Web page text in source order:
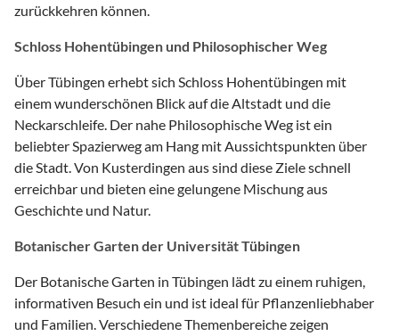
zurückkehren können.
Schloss Hohentübingen und Philosophischer Weg
Über Tübingen erhebt sich Schloss Hohentübingen mit
einem wunderschönen Blick auf die Altstadt und die
Neckarschleife. Der nahe Philosophische Weg ist ein
beliebter Spazierweg am Hang mit Aussichtspunkten über
die Stadt. Von Kusterdingen aus sind diese Ziele schnell
erreichbar und bieten eine gelungene Mischung aus
Geschichte und Natur.
Botanischer Garten der Universität Tübingen
Der Botanische Garten in Tübingen lädt zu einem ruhigen,
informativen Besuch ein und ist ideal für Pflanzenliebhaber
und Familien. Verschiedene Themenbereiche zeigen